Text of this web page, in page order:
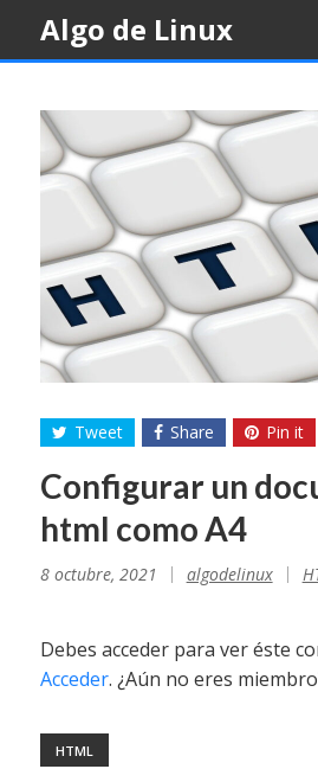
content
Algo de Linux
Tweet Share Pin it
Configurar un
html como A4
8 octubre, 2021 algodelinux
Debes acceder para ver éste
Acceder. ¿Aún no eres
HTML